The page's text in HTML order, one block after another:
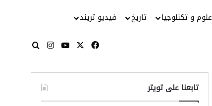
علوم و تكنلوجيا تاريخ فيديو تريند
فيسبوك
‫X
‫YouTube
انستقرامبحث عن
تابعنا على تويتر